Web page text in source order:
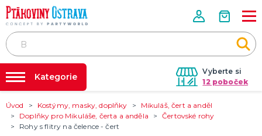
Vyberte si
12 poboček
Půjčovna kostýmů
Párty výzdoba na klíč
Kategorie
PÁRTY VÝZDOBA
Tématické párty
Úvod Kostýmy, masky, doplňky
Mikuláš, čert a anděl
Doplňky pro Mikuláše, čerta a anděla
Čertovské rohy
Rohy s flitry na čelence - čert